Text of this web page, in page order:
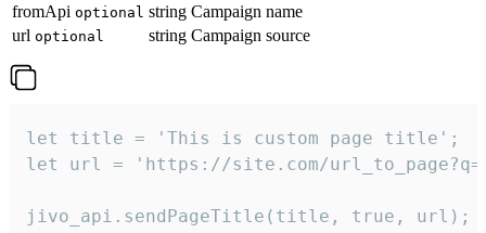
fromApi optional string Campaign name
url optional string Campaign source
let title = 'This is custom page title';
let url = 'https://site.com/
jivo_api.sendPageTitle(title, true, url);